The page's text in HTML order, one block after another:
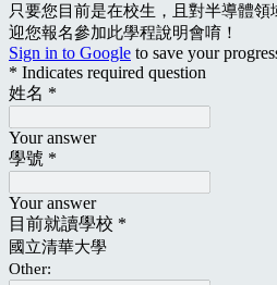
只要您目前是在校生，且對半導體
迎您報名參加此學程說明會唷！
Sign in to Google to save your
* Indicates required question
姓名 *
Your answer
學號 *
Your answer
目前就讀學校 *
國立清華大學
Other: